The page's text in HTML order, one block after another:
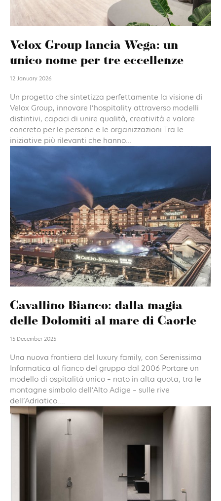
Velox Group lancia Wega: un
unico nome per tre eccellenze
12 January 2026
Un progetto che sintetizza perfettamente la visione di
Velox Group, innovare l’hospitality attraverso modelli
distintivi, capaci di unire qualità, creatività e valore
concreto per le persone e le organizzazioni Tra le
iniziative più rilevanti che hanno...
Cavallino Bianco: dalla magia
delle Dolomiti al mare di Caorle
15 December 2025
Una nuova frontiera del luxury family, con Serenissima
Informatica al fianco del gruppo dal 2006 Portare un
modello di ospitalità unico – nato in alta quota, tra le
montagne simbolo dell’Alto Adige – sulle rive
dell’Adriatico....